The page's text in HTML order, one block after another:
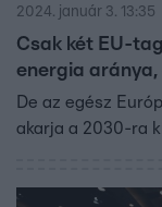
2024. január 3. 13:35
Csak két EU-
energia
De az egész
akarja a 2030-ra